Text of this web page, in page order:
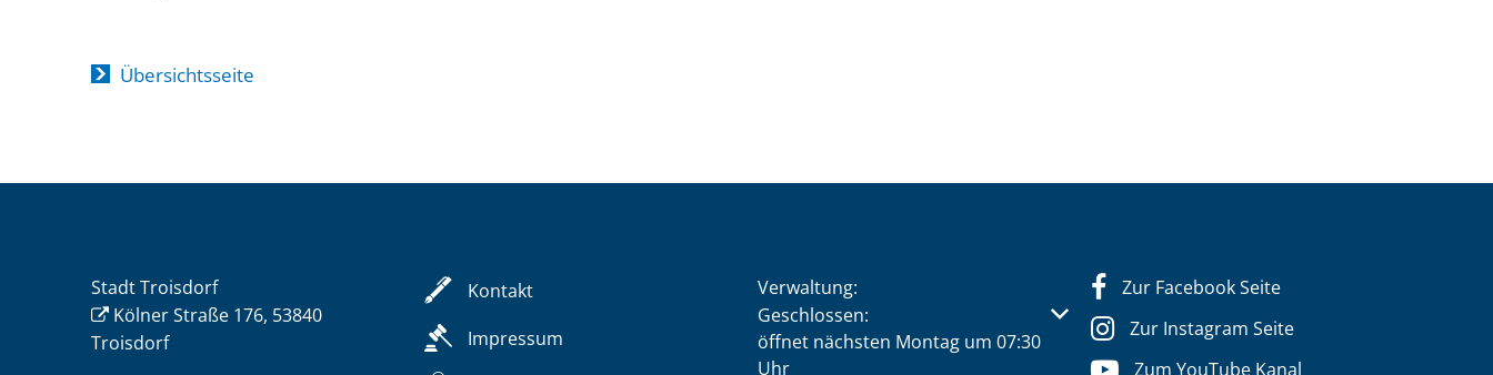
Übersichtsseite
Stadt Troisdorf
Kölner Straße 176, 53840
Troisdorf
Kontakt
Impressum
Verwaltung:
Klicken, um weitere Öffnungs- oder Schließzeiten auszublenden
Geschlossen:
öffnet nächsten Montag um 07:30
Uhr
Zur Facebook Seite
Zur Instagram Seite
Zum YouTube Kanal